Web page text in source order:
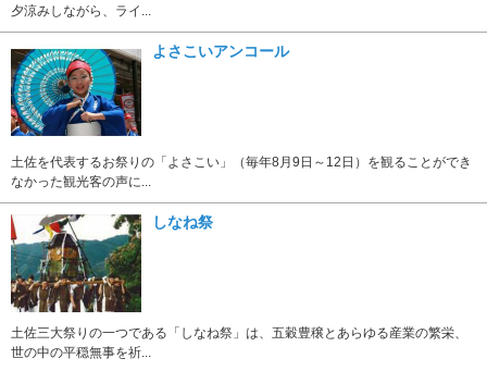
夕涼みしながら、ライ...
よさこいアンコール
土佐を代表するお祭りの「よさこい」（毎年8月9日～12日）を観ることができ
なかった観光客の声に...
しなね祭
土佐三大祭りの一つである「しなね祭」は、五穀豊穣とあらゆる産業の繁栄、
世の中の平穏無事を祈...